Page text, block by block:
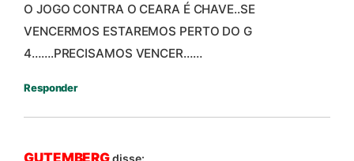
O JOGO CONTRA O CEARA É CHAVE..SE
VENCERMOS ESTAREMOS PERTO DO G
4…….PRECISAMOS VENCER……
Responder
GUTEMBERGdisse: